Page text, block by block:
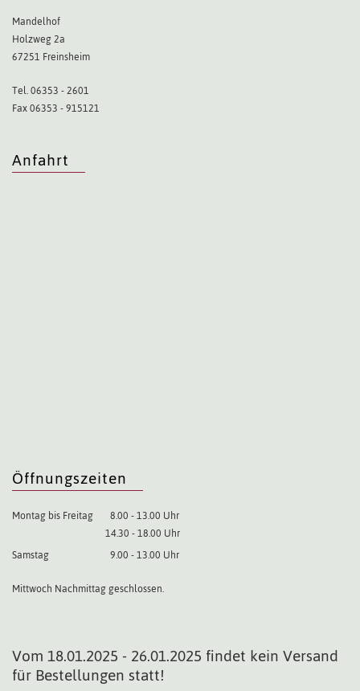
Mandelhof
Holzweg 2a
67251 Freinsheim
Tel. 06353 - 2601
Fax 06353 - 915121
Anfahrt
Öffnungszeiten
Montag bis Freitag
8.00 - 13.00 Uhr
14.30 - 18.00 Uhr
Samstag
9.00 - 13.00 Uhr
Mittwoch Nachmittag geschlossen.
Vom 18.01.2025 - 26.01.2025 findet kein Versand
für Bestellungen statt!